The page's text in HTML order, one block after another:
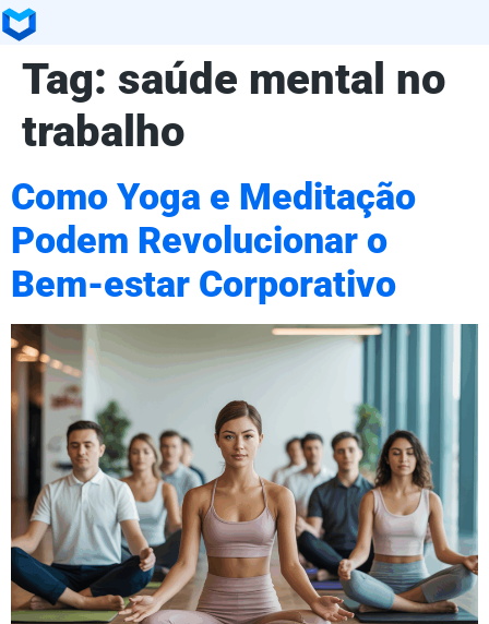
Tag: saúde mental no
trabalho
Como Yoga e Meditação
Podem Revolucionar o
Bem-estar Corporativo